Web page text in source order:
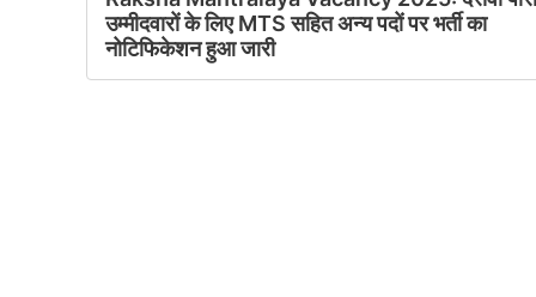
उम्मीदवारों के लिए MTS सहित अन्य पदों पर भर्ती का
नोटिफिकेशन हुआ जारी